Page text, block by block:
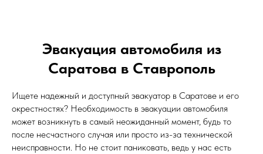
Эвакуация автомобиля из
Саратова в Ставрополь
Ищете надежный и доступный эвакуатор в Саратове и его
окрестностях? Необходимость в эвакуации автомобиля
может возникнуть в самый неожиданный момент, будь то
после несчастного случая или просто из-за технической
неисправности. Но не стоит паниковать, ведь у нас есть